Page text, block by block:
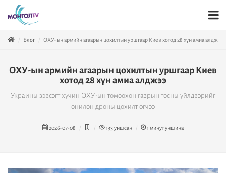
Блог ОХУ-ын армийн агаарын цохилтын уршгаар Киев хотод 28 хүн амиа алджээ
ОХУ-ын армийн агаарын цохилтын уршгаар Киев
хотод 28 хүн амиа алджээ
Украины зэвсэгт хүчин ОХУ-ын томоохон газрын тосны үйлдвэрийг
онилон дроны цохилт өгчээ
2026-07-08 133уншсан 1 минут уншина